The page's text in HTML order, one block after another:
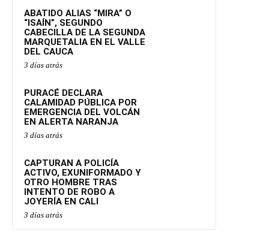
ABATIDO ALIAS “MIRA” O
“ISAÍN”, SEGUNDO
CABECILLA DE LA SEGUNDA
MARQUETALIA EN EL VALLE
DEL CAUCA
3 días atrás
PURACÉ DECLARA
CALAMIDAD PÚBLICA POR
EMERGENCIA DEL VOLCÁN
EN ALERTA NARANJA
3 días atrás
CAPTURAN A POLICÍA
ACTIVO, EXUNIFORMADO Y
OTRO HOMBRE TRAS
INTENTO DE ROBO A
JOYERÍA EN CALI
3 días atrás